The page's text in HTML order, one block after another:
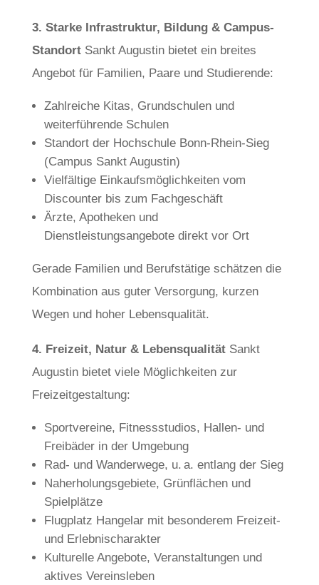
3. Starke Infrastruktur, Bildung & Campus-
StandortSankt Augustin bietet ein breites
Angebot für Familien, Paare und Studierende:
Zahlreiche Kitas, Grundschulen und
weiterführende Schulen
Standort der Hochschule Bonn-Rhein-Sieg
(Campus Sankt Augustin)
Vielfältige Einkaufsmöglichkeiten vom
Discounter bis zum Fachgeschäft
Ärzte, Apotheken und
Dienstleistungsangebote direkt vor Ort
Gerade Familien und Berufstätige schätzen die
Kombination aus guter Versorgung, kurzen
Wegen und hoher Lebensqualität.
4. Freizeit, Natur & LebensqualitätSankt
Augustin bietet viele Möglichkeiten zur
Freizeitgestaltung:
Sportvereine, Fitnessstudios, Hallen- und
Freibäder in der Umgebung
Rad- und Wanderwege, u. a. entlang der Sieg
Naherholungsgebiete, Grünflächen und
Spielplätze
Flugplatz Hangelar mit besonderem Freizeit-
und Erlebnischarakter
Kulturelle Angebote, Veranstaltungen und
aktives Vereinsleben